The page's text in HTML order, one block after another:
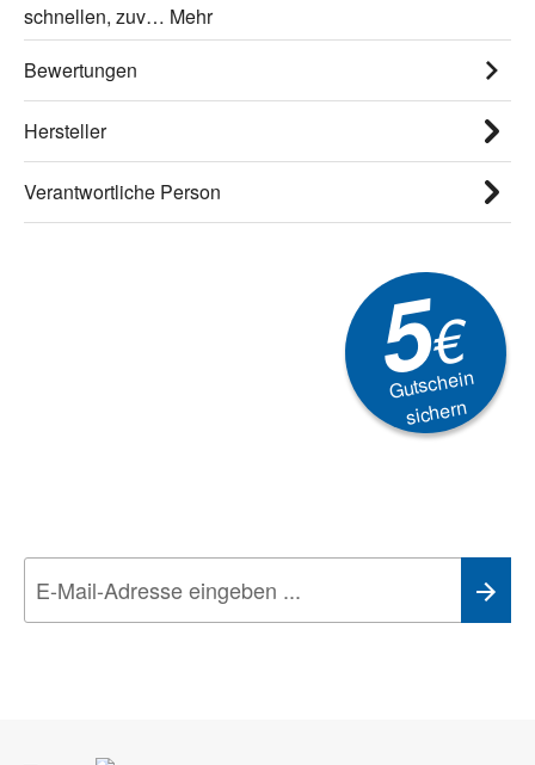
schnellen, zuv… Mehr
Bewertungen
Hersteller
Verantwortliche Person
5€
Gutschein
sichern